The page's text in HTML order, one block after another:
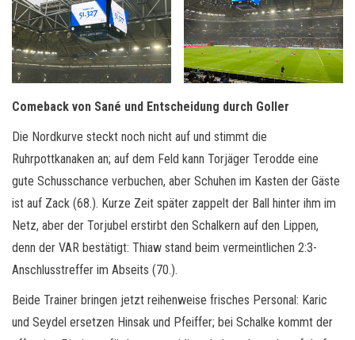
Comeback von Sané und Entscheidung durch Goller
Die Nordkurve steckt noch nicht auf und stimmt die
Ruhrpottkanaken an; auf dem Feld kann Torjäger Terodde eine
gute Schusschance verbuchen, aber Schuhen im Kasten der Gäste
ist auf Zack (68.). Kurze Zeit später zappelt der Ball hinter ihm im
Netz, aber der Torjubel erstirbt den Schalkern auf den Lippen,
denn der VAR bestätigt: Thiaw stand beim vermeintlichen 2:3-
Anschlusstreffer im Abseits (70.).
Beide Trainer bringen jetzt reihenweise frisches Personal: Karic
und Seydel ersetzen Hinsak und Pfeiffer; bei Schalke kommt der